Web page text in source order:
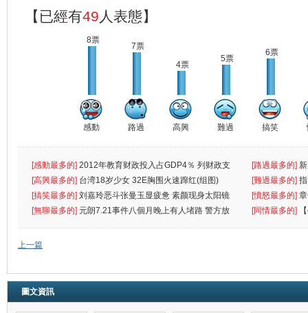
【已經有49 人表態】
8票
感動
7票
路過
4票
高興
5票
難過
6票
搞笑
[感動最多的] 2012年教育财政投入占GDP4％ 列财政支
出首位
[路過最多的]
[高興最多的] 台湾18岁少女 32E胸围火速蹿红(组图) [難過最多的]
罪
[搞笑最多的] 刘嘉玲恶斗张曼玉显疲惫 素颜现身太阳镜
遮
[憤怒最多的]
[無聊最多的] 元朗7.21事件八個月晚上有人堵路 警方放
催
[同情最多的]
敗
上一篇
圖文資訊